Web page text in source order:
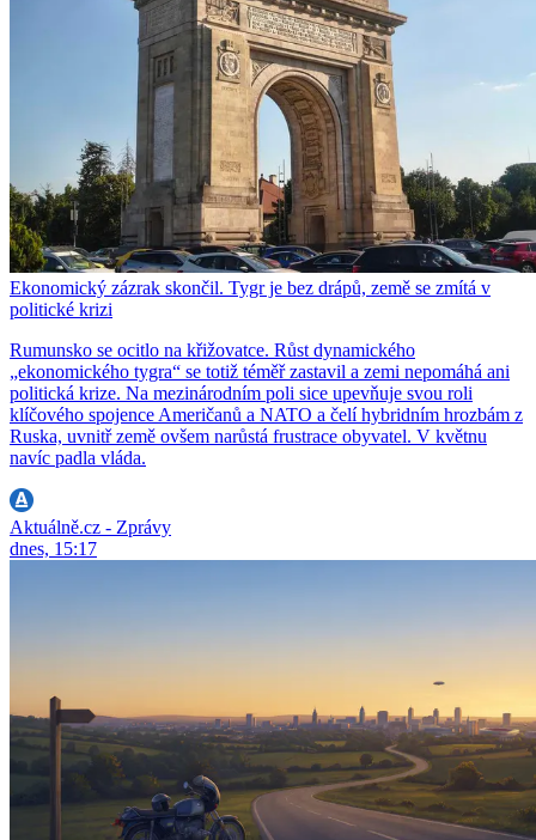
Ekonomický zázrak skončil. Tygr je bez drápů, země se zmítá v
politické krizi
Rumunsko se ocitlo na křižovatce. Růst dynamického
„ekonomického tygra“ se totiž téměř zastavil a zemi nepomáhá ani
politická krize. Na mezinárodním poli sice upevňuje svou roli
klíčového spojence Američanů a NATO a čelí hybridním hrozbám z
Ruska, uvnitř země ovšem narůstá frustrace obyvatel. V květnu
navíc padla vláda.
Aktuálně.cz - Zprávy
dnes, 15:17